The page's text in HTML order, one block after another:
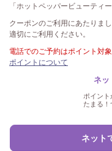
「ホットペッパービューティ
クーポンのご利用にあたりま
適切にご利用ください。
電話でのご予約はポイント対
ポイントについて
ネッ
ポイント
たまる！
ネット